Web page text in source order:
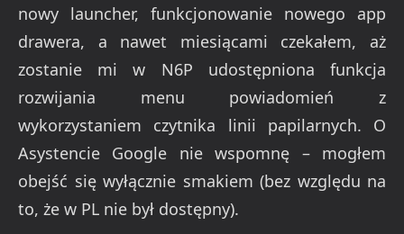
nowy launcher, funkcjonowanie nowego app
drawera, a nawet miesiącami czekałem, aż
zostanie mi w N6P udostępniona funkcja
rozwijania menu powiadomień z
wykorzystaniem czytnika linii papilarnych. O
Asystencie Google nie wspomnę – mogłem
obejść się wyłącznie smakiem (bez względu na
to, że w PL nie był dostępny).